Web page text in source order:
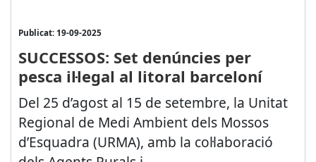
Publicat: 19-09-2025
SUCCESSOS: Set denúncies per
pesca il·legal al litoral barceloní
Del 25 d’agost al 15 de setembre, la Unitat
Regional de Medi Ambient dels Mossos
d’Esquadra (URMA), amb la col·laboració